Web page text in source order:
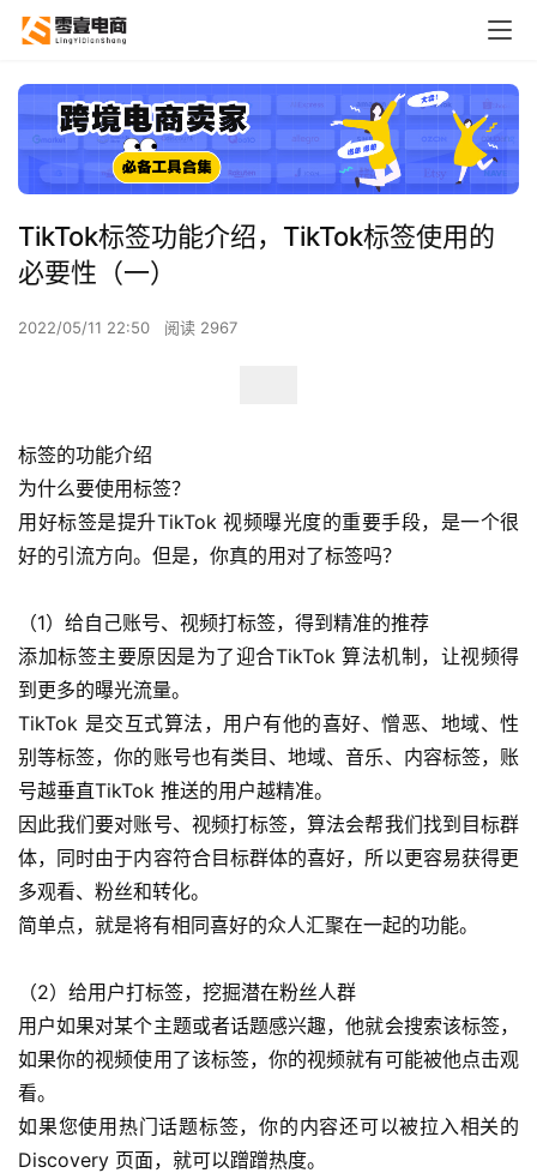
TikTok标签功能介绍，TikTok标签使用的
必要性（一）
2022/05/11 22:50 阅读 2967
标签的功能介绍
为什么要使用标签？
用好标签是提升TikTok 视频曝光度的重要手段，是一个很
好的引流方向。但是，你真的用对了标签吗？
（1）给自己账号、视频打标签，得到精准的推荐
添加标签主要原因是为了迎合TikTok 算法机制，让视频得
到更多的曝光流量。
TikTok 是交互式算法，用户有他的喜好、憎恶、地域、性
别等标签，你的账号也有类目、地域、音乐、内容标签，账
号越垂直TikTok 推送的用户越精准。
因此我们要对账号、视频打标签，算法会帮我们找到目标群
体，同时由于内容符合目标群体的喜好，所以更容易获得更
多观看、粉丝和转化。
简单点，就是将有相同喜好的众人汇聚在一起的功能。
（2）给用户打标签，挖掘潜在粉丝人群
用户如果对某个主题或者话题感兴趣，他就会搜索该标签，
如果你的视频使用了该标签，你的视频就有可能被他点击观
看。
如果您使用热门话题标签，你的内容还可以被拉入相关的
Discovery 页面，就可以蹭蹭热度。